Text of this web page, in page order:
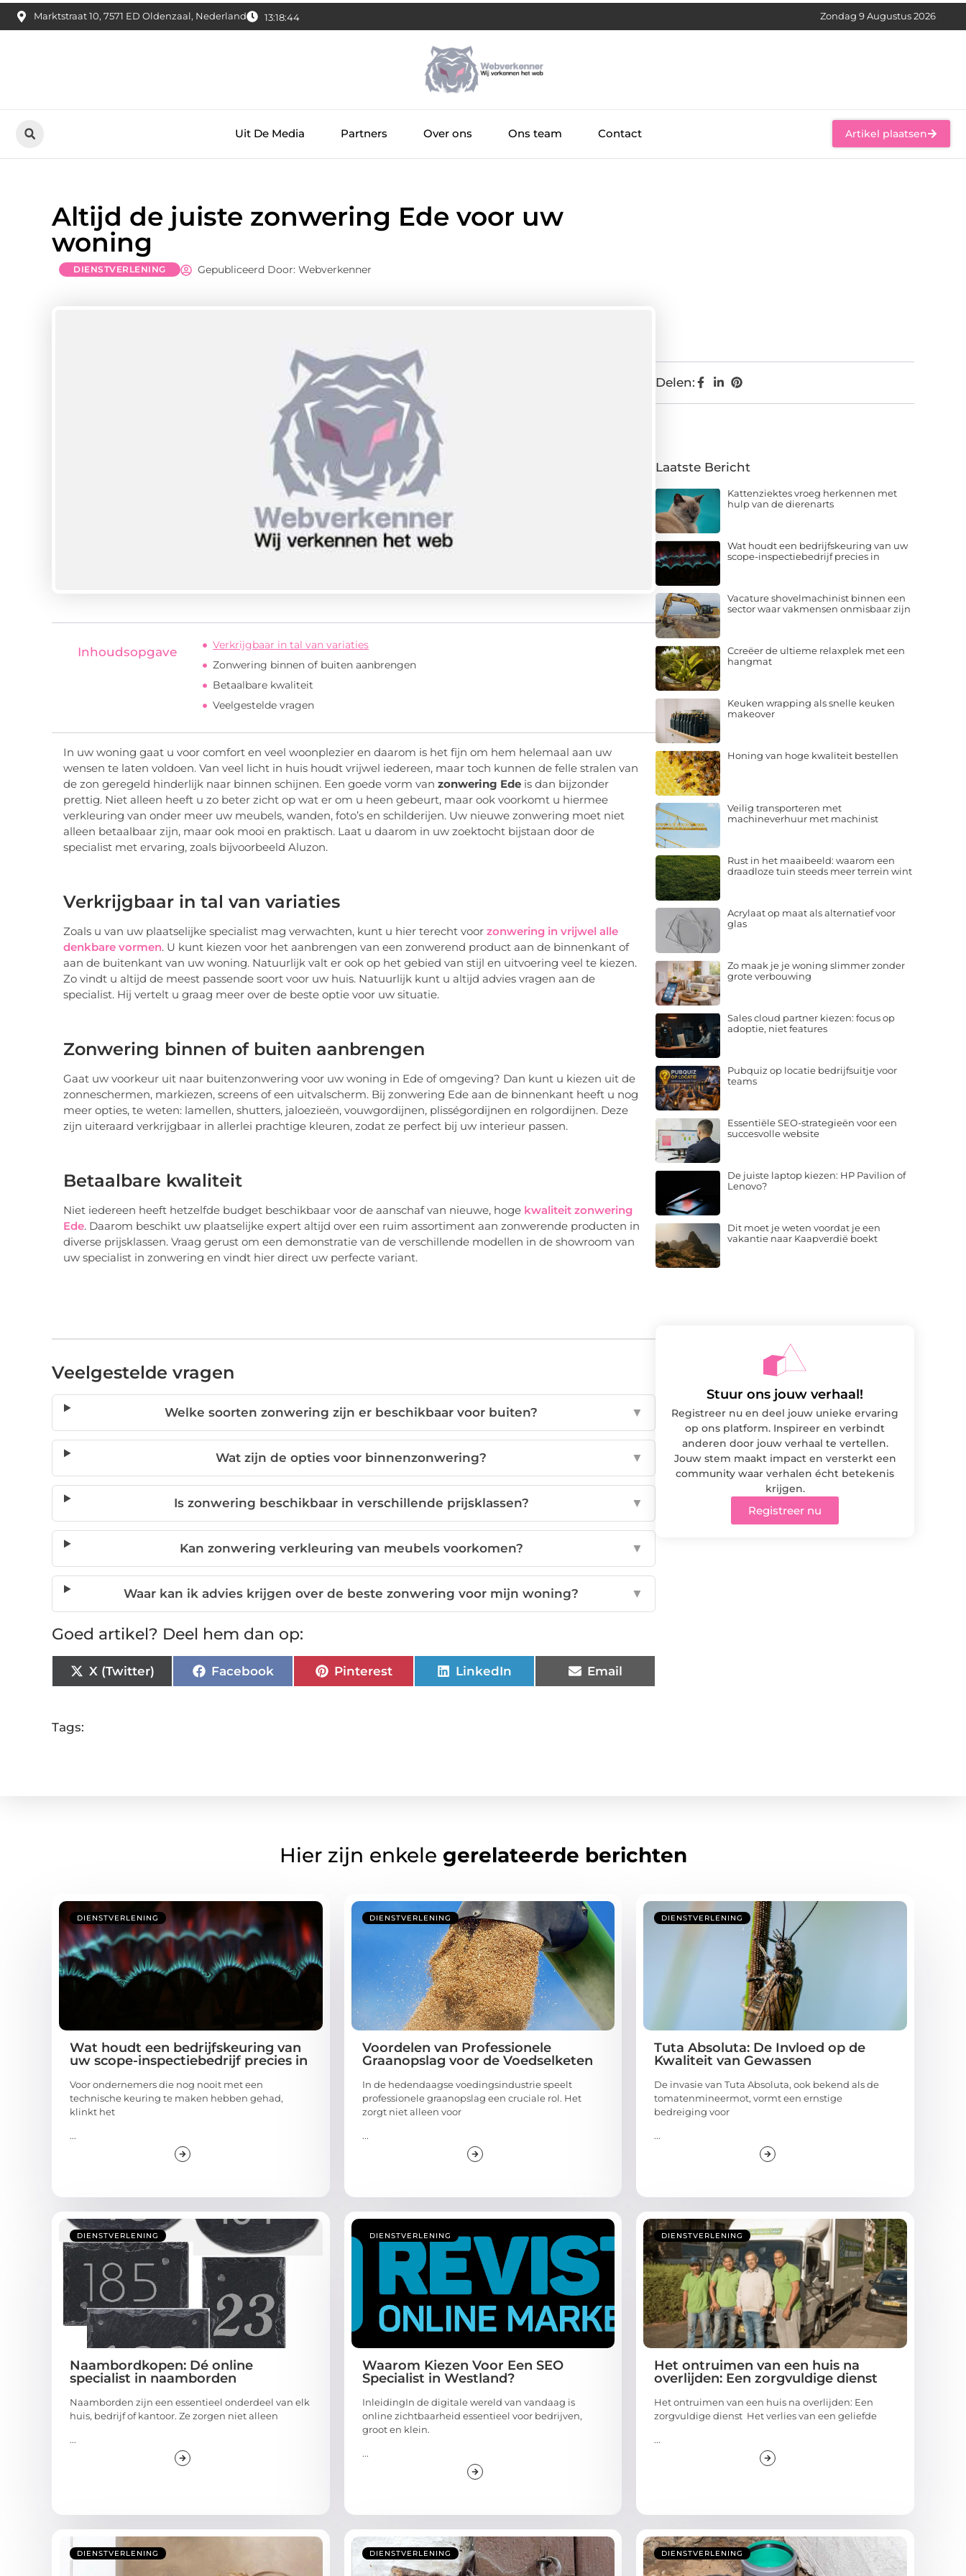
Marktstraat 10, 7571 ED Oldenzaal, Nederland 13:18:45 Zondag 9 Augustus 2026
Uit De Media Partners Over ons Ons team Contact Artikel plaatsen
Altijd de juiste zonwering Ede voor uw
woning
DIENSTVERLENING Gepubliceerd Door: Webverkenner
Inhoudsopgave
Verkrijgbaar in tal van variaties
Zonwering binnen of buiten aanbrengen
Betaalbare kwaliteit
Veelgestelde vragen
In uw woning gaat u voor comfort en veel woonplezier en daarom is het fijn om hem helemaal aan uw
wensen te laten voldoen. Van veel licht in huis houdt vrijwel iedereen, maar toch kunnen de felle stralen van
de zon geregeld hinderlijk naar binnen schijnen. Een goede vorm van zonwering Ede is dan bijzonder
prettig. Niet alleen heeft u zo beter zicht op wat er om u heen gebeurt, maar ook voorkomt u hiermee
verkleuring van onder meer uw meubels, wanden, foto’s en schilderijen. Uw nieuwe zonwering moet niet
alleen betaalbaar zijn, maar ook mooi en praktisch. Laat u daarom in uw zoektocht bijstaan door de
specialist met ervaring, zoals bijvoorbeeld Aluzon.
Verkrijgbaar in tal van variaties
Zoals u van uw plaatselijke specialist mag verwachten, kunt u hier terecht voor zonwering in vrijwel alle
denkbare vormen. U kunt kiezen voor het aanbrengen van een zonwerend product aan de binnenkant of
aan de buitenkant van uw woning. Natuurlijk valt er ook op het gebied van stijl en uitvoering veel te kiezen.
Zo vindt u altijd de meest passende soort voor uw huis. Natuurlijk kunt u altijd advies vragen aan de
specialist. Hij vertelt u graag meer over de beste optie voor uw situatie.
Zonwering binnen of buiten aanbrengen
Gaat uw voorkeur uit naar buitenzonwering voor uw woning in Ede of omgeving? Dan kunt u kiezen uit de
zonneschermen, markiezen, screens of een uitvalscherm. Bij zonwering Ede aan de binnenkant heeft u nog
meer opties, te weten: lamellen, shutters, jaloezieën, vouwgordijnen, plisségordijnen en rolgordijnen. Deze
zijn uiteraard verkrijgbaar in allerlei prachtige kleuren, zodat ze perfect bij uw interieur passen.
Betaalbare kwaliteit
Niet iedereen heeft hetzelfde budget beschikbaar voor de aanschaf van nieuwe, hoge kwaliteit zonwering
Ede. Daarom beschikt uw plaatselijke expert altijd over een ruim assortiment aan zonwerende producten in
diverse prijsklassen. Vraag gerust om een demonstratie van de verschillende modellen in de showroom van
uw specialist in zonwering en vindt hier direct uw perfecte variant.
Veelgestelde vragen
Welke soorten zonwering zijn er beschikbaar voor buiten? ▼
Wat zijn de opties voor binnenzonwering? ▼
Is zonwering beschikbaar in verschillende prijsklassen? ▼
Kan zonwering verkleuring van meubels voorkomen? ▼
Waar kan ik advies krijgen over de beste zonwering voor mijn woning? ▼
Goed artikel? Deel hem dan op:
X (Twitter) Facebook Pinterest LinkedIn Email
Tags:
Delen:
Laatste Bericht
Kattenziektes vroeg herkennen met
hulp van de dierenarts
Wat houdt een bedrijfskeuring van uw
scope-inspectiebedrijf precies in
Vacature shovelmachinist binnen een
sector waar vakmensen onmisbaar zijn
Ccreëer de ultieme relaxplek met een
hangmat
Keuken wrapping als snelle keuken
makeover
Honing van hoge kwaliteit bestellen
Veilig transporteren met
machineverhuur met machinist
Rust in het maaibeeld: waarom een
draadloze tuin steeds meer terrein wint
Acrylaat op maat als alternatief voor
glas
Zo maak je je woning slimmer zonder
grote verbouwing
Sales cloud partner kiezen: focus op
adoptie, niet features
Pubquiz op locatie bedrijfsuitje voor
teams
Essentiële SEO-strategieën voor een
succesvolle website
De juiste laptop kiezen: HP Pavilion of
Lenovo?
Dit moet je weten voordat je een
vakantie naar Kaapverdië boekt
Stuur ons jouw verhaal!
Registreer nu en deel jouw unieke ervaring
op ons platform. Inspireer en verbindt
anderen door jouw verhaal te vertellen.
Jouw stem maakt impact en versterkt een
community waar verhalen écht betekenis
krijgen.
Registreer nu
Hier zijn enkele gerelateerde berichten
DIENSTVERLENING
Wat houdt een bedrijfskeuring van
uw scope-inspectiebedrijf precies in
Voor ondernemers die nog nooit met een
technische keuring te maken hebben gehad,
klinkt het
...
DIENSTVERLENING
Voordelen van Professionele
Graanopslag voor de Voedselketen
In de hedendaagse voedingsindustrie speelt
professionele graanopslag een cruciale rol. Het
zorgt niet alleen voor
...
DIENSTVERLENING
Tuta Absoluta: De Invloed op de
Kwaliteit van Gewassen
De invasie van Tuta Absoluta, ook bekend als de
tomatenmineermot, vormt een ernstige
bedreiging voor
...
DIENSTVERLENING
Naambordkopen: Dé online
specialist in naamborden
Naamborden zijn een essentieel onderdeel van elk
huis, bedrijf of kantoor. Ze zorgen niet alleen
...
DIENSTVERLENING
Waarom Kiezen Voor Een SEO
Specialist in Westland?
InleidingIn de digitale wereld van vandaag is
online zichtbaarheid essentieel voor bedrijven,
groot en klein.
...
DIENSTVERLENING
Het ontruimen van een huis na
overlijden: Een zorgvuldige dienst
Het ontruimen van een huis na overlijden: Een
zorgvuldige dienst Het verlies van een geliefde
...
DIENSTVERLENING DIENSTVERLENING DIENSTVERLENING